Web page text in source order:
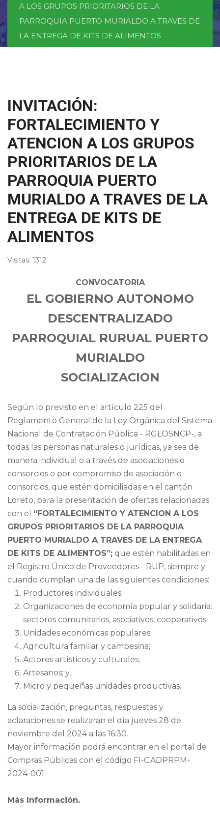
A LOS GRUPOS PRIORITARIOS DE LA
PARROQUIA PUERTO MURIALDO A TRAVES DE
LA ENTREGA DE KITS DE ALIMENTOS
INVITACIÓN:
FORTALECIMIENTO Y
ATENCION A LOS GRUPOS
PRIORITARIOS DE LA
PARROQUIA PUERTO
MURIALDO A TRAVES DE LA
ENTREGA DE KITS DE
ALIMENTOS
Visitas: 1312
CONVOCATORIA
EL GOBIERNO AUTONOMO
DESCENTRALIZADO
PARROQUIAL RURUAL PUERTO
MURIALDO
SOCIALIZACION
Según lo previsto en el artículo 225 del
Reglamento General de la Ley Orgánica del Sistema
Nacional de Contratación Pública - RGLOSNCP-, a
todas las personas naturales o jurídicas, ya sea de
manera individual o a través de asociaciones o
consorcios o por compromiso de asociación o
consorcios, que estén domiciliadas en el cantón
Loreto, para la presentación de ofertas relacionadas
con el “FORTALECIMIENTO Y ATENCION A LOS
GRUPOS PRIORITARIOS DE LA PARROQUIA
PUERTO MURIALDO A TRAVES DE LA ENTREGA
DE KITS DE ALIMENTOS”; que estén habilitadas en
el Registro Único de Proveedores - RUP, siempre y
cuando cumplan una de las siguientes condiciones:
Productores individuales;
Organizaciones de economía popular y solidaria:
sectores comunitarios, asociativos, cooperativos;
Unidades económicas populares;
Agricultura familiar y campesina;
Actores artísticos y culturales;
Artesanos; y,
Micro y pequeñas unidades productivas.
La socialización, preguntas, respuestas y
aclaraciones se realizaran el día jueves 28 de
noviembre del 2024 a las 16:30.
Mayor información podrá encontrar en el portal de
Compras Públicas con el código FI-GADPRPM-
2024-001
Más Información.